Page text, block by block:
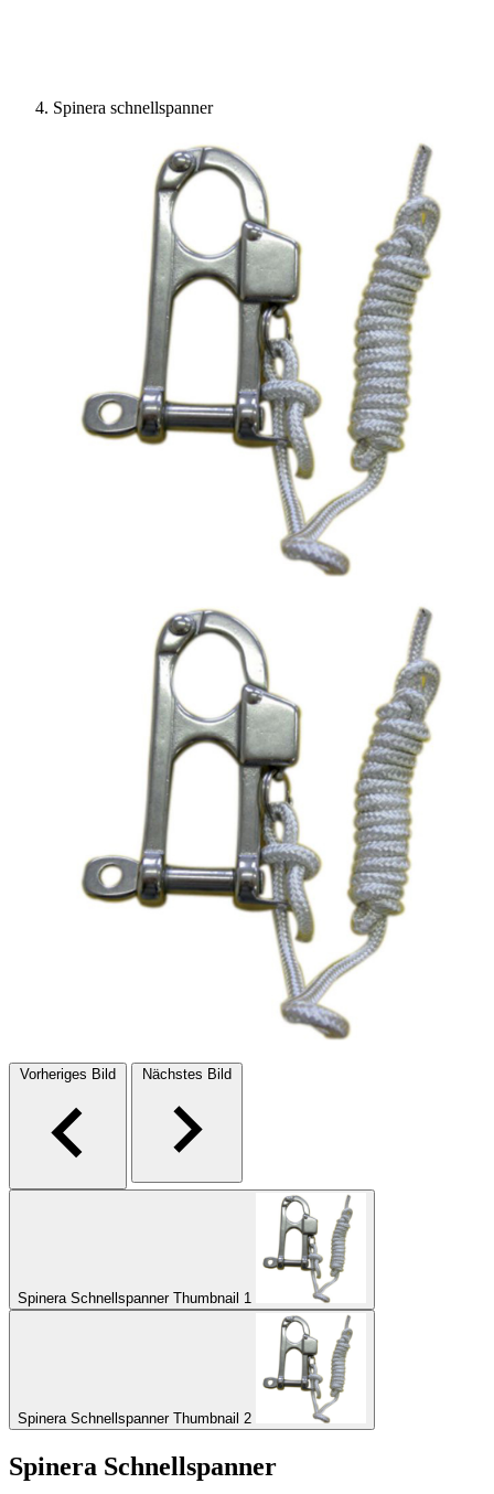
Spinera schnellspanner
Vorheriges Bild Nächstes Bild
Spinera Schnellspanner Thumbnail 1
Spinera Schnellspanner Thumbnail 2
Spinera Schnellspanner